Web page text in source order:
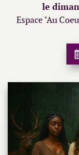
le
Espace "Au